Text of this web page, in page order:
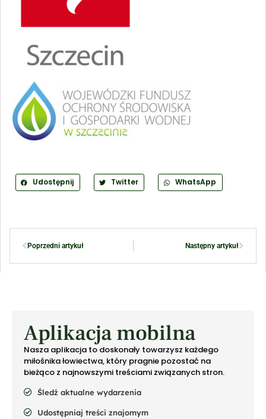
Udostępnij Twitter WhatsApp
Poprzedni artykuł Następny artykuł
Aplikacja mobilna
Nasza aplikacja to doskonały towarzysz każdego
miłośnika łowiectwa, który pragnie pozostać na
bieżąco z najnowszymi treściami związanych stron.
Śledź aktualne wydarzenia
Udostępniaj treści znajomym